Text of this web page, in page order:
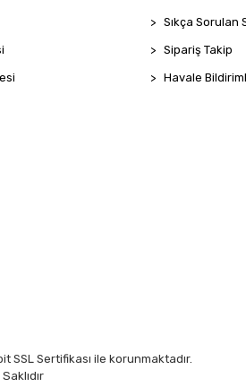
Sıkça Sorulan
Sipariş Takip
Havale
SSL Sertifikası ile korunmaktadır.